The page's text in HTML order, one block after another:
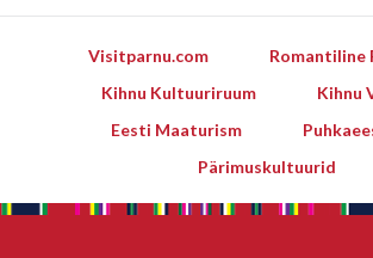
Visitparnu.com
Romantiline
Kihnu Kultuuriruum
Kihnu
Eesti Maaturism
Pärimuskultuurid